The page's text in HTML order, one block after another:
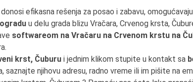
efikasna rešenja za posao i zabavu,
u delu grada blizu Vračara, Crvenog krsta,
softwareom na Vračaru na Crvenom krstu na
krst, Čuburu i jednim klikom stupite u kontakt sa
njihovu adresu, radno vreme ili im pišite na